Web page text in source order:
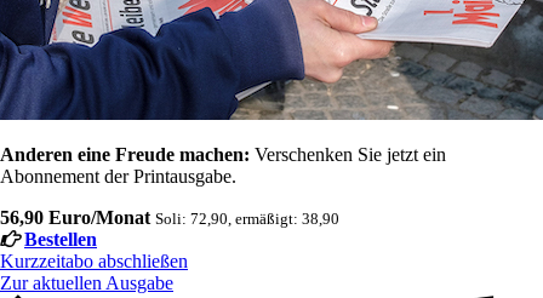
Anderen eine Freude machen: Verschenken Sie jetzt ein
Abonnement der Printausgabe.
56,90 Euro/Monat Soli: 72,90, ermäßigt: 38,90
Bestellen
Kurzzeitabo abschließen
Zur aktuellen Ausgabe